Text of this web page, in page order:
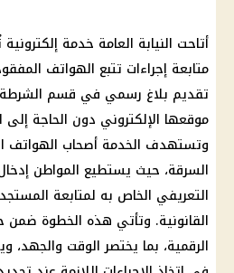
أتاحت النيابة العامة خدمة
متابعة إجراءات تتبع الهواتف
تقديم بلاغ رسمي في قسم الشرطة
موقعها الإلكتروني دون الحاجة إلى
وتستهدف الخدمة أصحاب الهواتف
السرقة، حيث يستطيع المواطن
التعريفي الخاص به لمتابعة
القانونية. وتأتي هذه الخطوة
الرقمية، بما يختصر الوقت والجهد،